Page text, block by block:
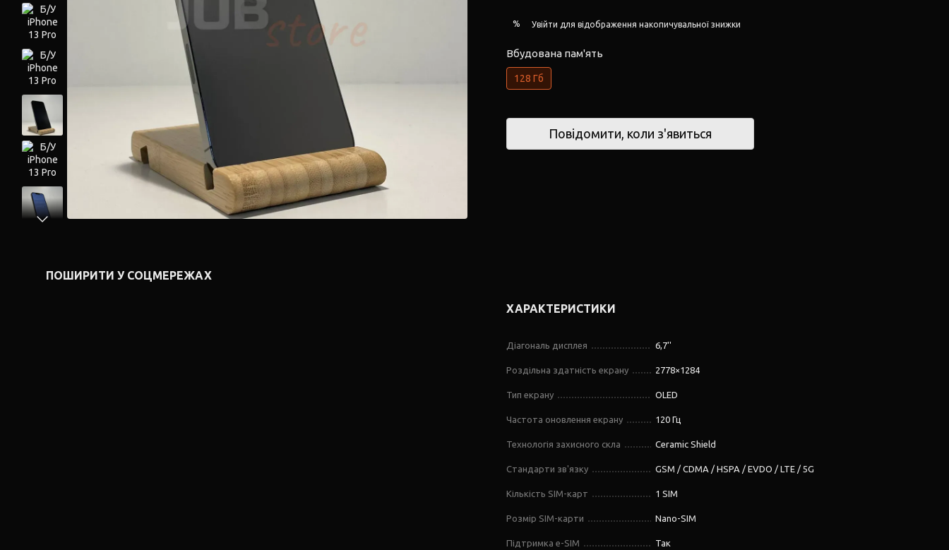
ПОШИРИТИ У СОЦМЕРЕЖАХ
% Увійти для відображення накопичувальної знижки
Вбудована пам'ять
128 Гб
Повідомити, коли з'явиться
ХАРАКТЕРИСТИКИ
Діагональ дисплея 6,7''
Роздільна здатність екрану 2778×1284
Тип екрану OLED
Частота оновлення екрану 120 Гц
Технологія захисного скла Ceramic Shield
Стандарти зв'язку GSM / CDMA / HSPA / EVDO / LTE / 5G
Кількість SIM-карт 1 SIM
Розмір SIM-карти Nano-SIM
Підтримка e-SIM Так